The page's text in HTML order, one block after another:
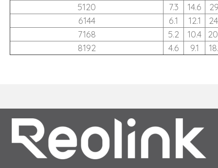
5120
7.3 14.6
6144
6.1 12.1
7168
5.2 10.4
8192
4.6 9.1